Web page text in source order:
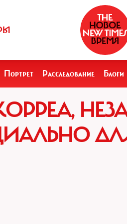
Портрет Расследование Блоги
ДЛЯ